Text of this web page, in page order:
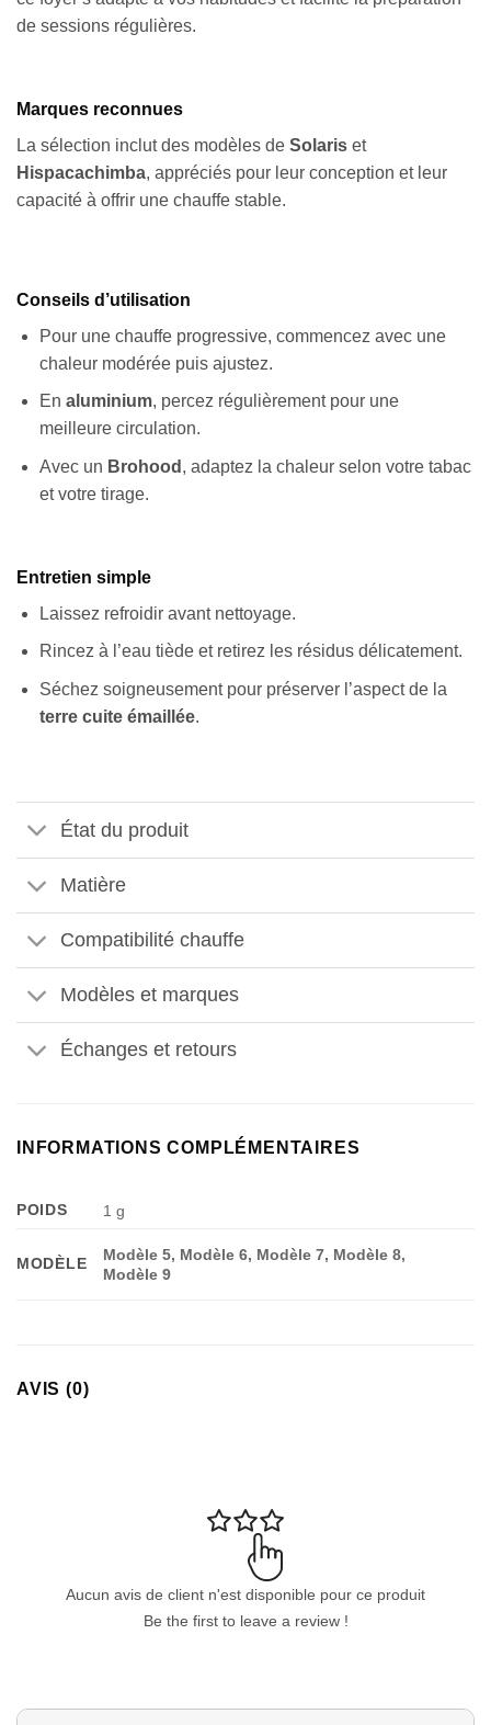
de sessions régulières.
Marques reconnues
La sélection inclut des modèles de Solaris et
Hispacachimba, appréciés pour leur conception et leur
capacité à offrir une chauffe stable.
Conseils d’utilisation
Pour une chauffe progressive, commencez avec une
chaleur modérée puis ajustez.
En aluminium, percez régulièrement pour une
meilleure circulation.
Avec un Brohood , adaptez la chaleur selon votre tabac
et votre tirage.
Entretien simple
Laissez refroidir avant nettoyage.
Rincez à l’eau tiède et retirez les résidus délicatement.
Séchez soigneusement pour préserver l’aspect de la
terre cuite émaillée.
État du produit
Matière
Compatibilité chauffe
Modèles et marques
Échanges et retours
INFORMATIONS COMPLÉMENTAIRES
POIDS 1 g
MODÈLE
Modèle 5, Modèle 6, Modèle 7, Modèle 8,
Modèle 9
AVIS (0)
Aucun avis de client n'est disponible pour ce produit
Be the first to leave a review !
Appliquer les filtres